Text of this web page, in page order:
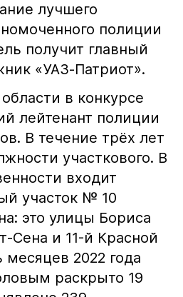
лучшего
полиции
получит главный
«УАЗ-Патриот».
в конкурсе
лейтенант полиции
В течение трёх лет
участкового. В
входит
участок № 10
это улицы Бориса
Сена и 11-й Красной
2022 года
раскрыто 19